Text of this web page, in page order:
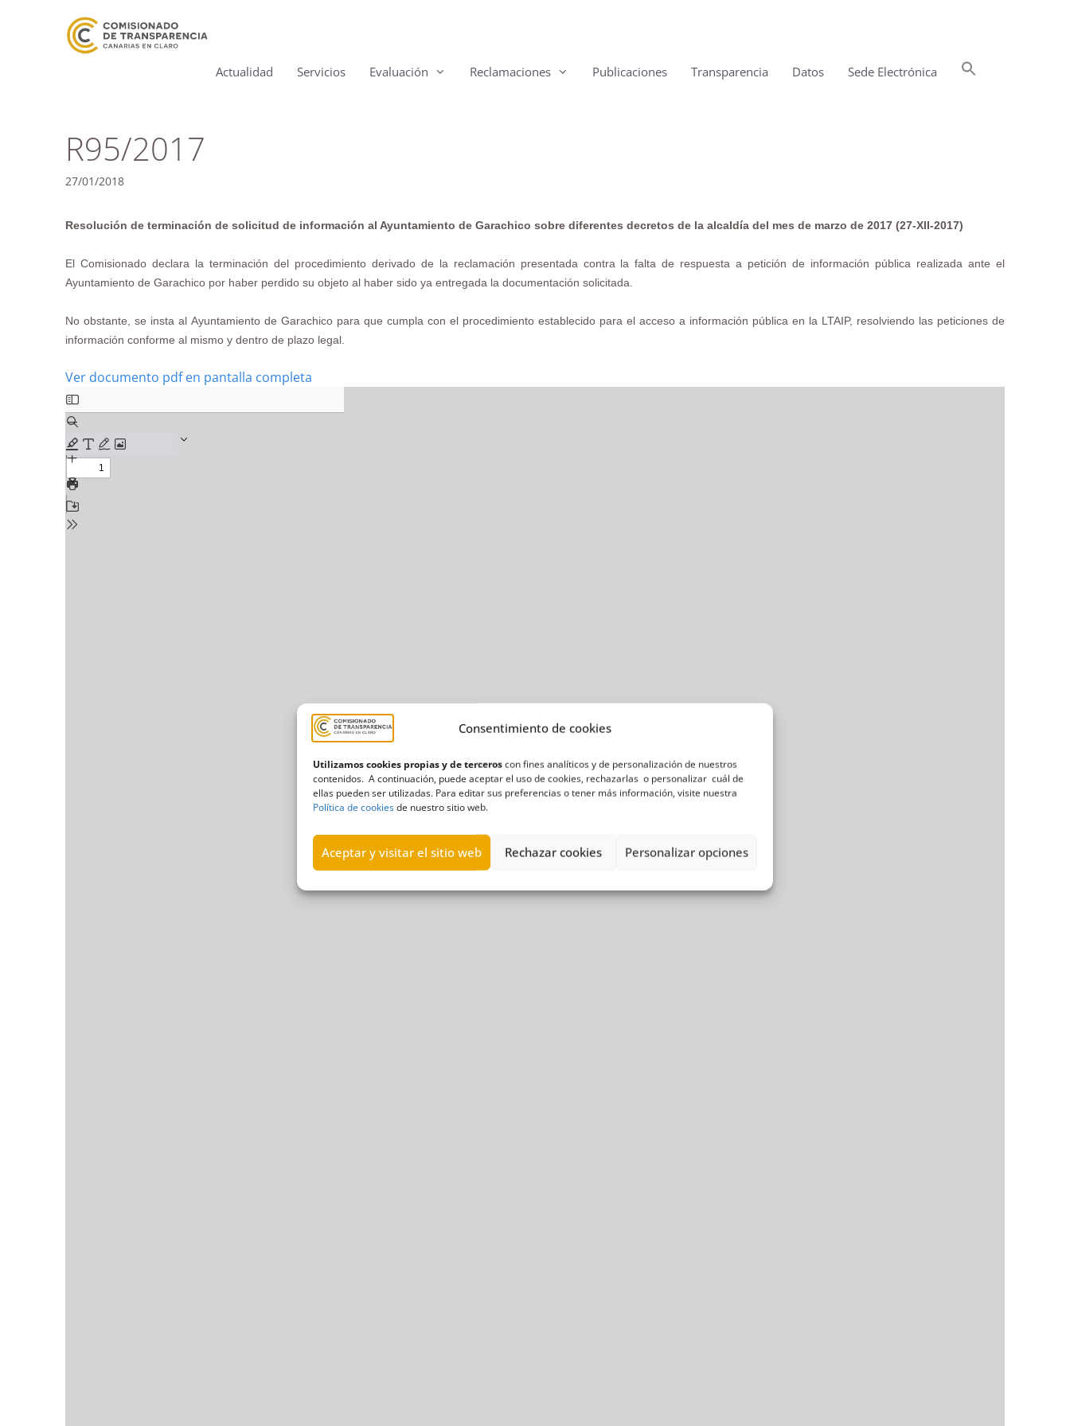
Consentimiento de cookies
Utilizamos cookies propias y de terceroscon fines analíticos y de personalización de nuestros
contenidos. A continuación, puede aceptar el uso de cookies, rechazarlas o personalizar cuál de
ellas pueden ser utilizadas. Para editar sus preferencias o tener más información, visite nuestra
Política de cookiesde nuestro sitio web.
Aceptar y visitar el sitio web Rechazar cookies Personalizar opciones
Actualidad Servicios Evaluación Reclamaciones Publicaciones Transparencia Datos Sede Electrónica
R95/2017
27/01/2018
Resolución de terminación de solicitud de información al Ayuntamiento de Garachico sobre diferentes decretos de la alcaldía del mes de marzo de 2017 (27-XII-2017)
El Comisionado declara la terminación del procedimiento derivado de la reclamación presentada contra la falta de respuesta a petición de información pública realizada ante el
Ayuntamiento de Garachico por haber perdido su objeto al haber sido ya entregada la documentación solicitada.
No obstante, se insta al Ayuntamiento de Garachico para que cumpla con el procedimiento establecido para el acceso a información pública en la LTAIP, resolviendo las peticiones de
información conforme al mismo y dentro de plazo legal.
Ver documento pdf en pantalla completa